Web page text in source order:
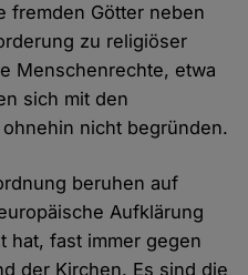
fremden Götter neben
zu religiöser
Menschenrechte, etwa
sich mit den
nicht begründen.
beruhen auf
Aufklärung
hat, fast immer gegen
der Kirchen. Es sind die